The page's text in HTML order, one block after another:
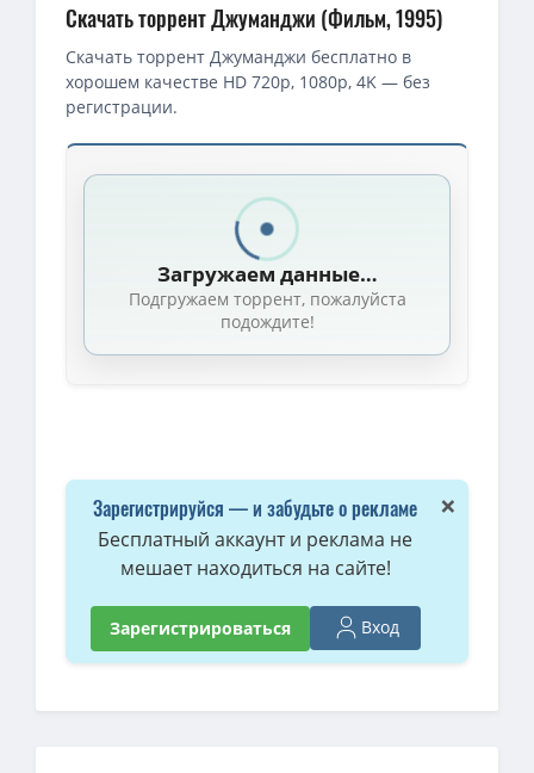
Скачать торрент Джуманджи (Фильм, 1995)
Скачать торрент Джуманджи бесплатно в
хорошем качестве HD 720p, 1080p, 4K — без
регистрации.
Загружаем данные…
Подгружаем торрент, пожалуйста
подождите!
×
Зарегистрируйся — и забудьте о рекламе
Бесплатный аккаунт и реклама не
мешает находиться на сайте!
Зарегистрироваться Вход